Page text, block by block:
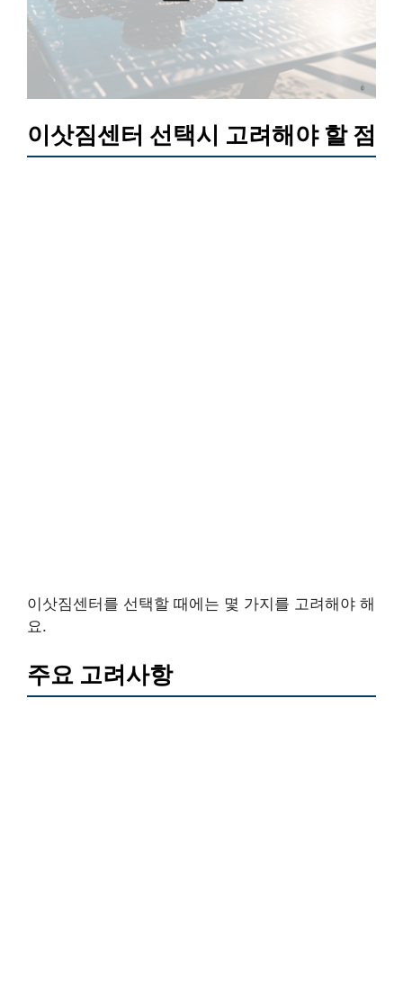
이삿짐센터 선택시 고려해야 할 점
이삿짐센터를 선택할 때에는 몇 가지를 고려해야 해
요.
주요 고려사항